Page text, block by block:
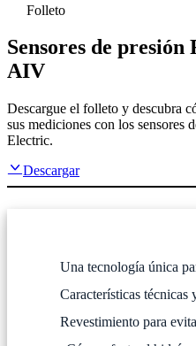
Folleto
Sensores de
AIV
Descargue el folleto y descubra
sus mediciones con los sensores
Electric.
Descargar
Una tecnología única
Características
Revestimiento para